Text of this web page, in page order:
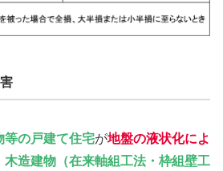
等の戸建て住宅が地盤の液状化によ
木造建物（在来軸組工法・枠組壁工